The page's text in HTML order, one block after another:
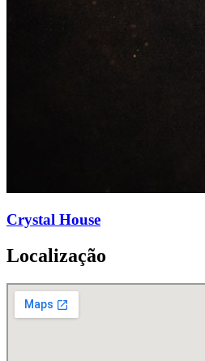
Crystal House
Localização